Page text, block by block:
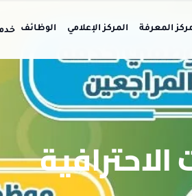
المعرفة المركز الإعلامي الوظائف